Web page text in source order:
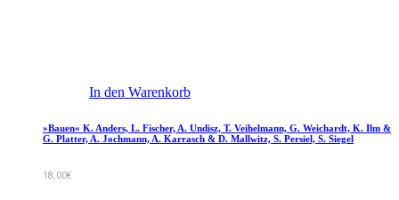
In den Warenkorb
»Bauen« K. Anders, L. Fischer, A. Undisz, T. Veihelmann, G. Weichardt, K. Ilm &
G. Platter, A. Jochmann, A. Karrasch & D. Mallwitz, S. Persiel, S. Siegel
18,00€